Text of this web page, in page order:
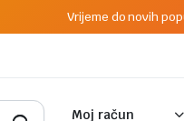
Vrijeme do novih
Moj račun